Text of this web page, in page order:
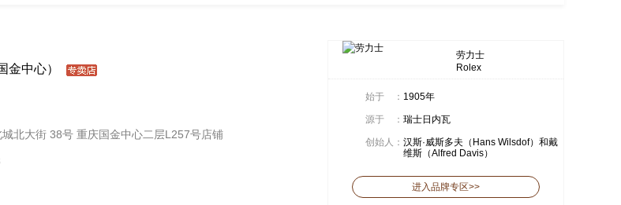
金中心）
北大街 38号 重庆国金中心二层L257号店铺
劳力士
Rolex
始于 ： 1905年
源于 ： 瑞士日内瓦
创始人 ： 汉斯·威斯多夫（Hans Wilsdof）和戴
维斯（Alfred Davis）
进入品牌专区>>